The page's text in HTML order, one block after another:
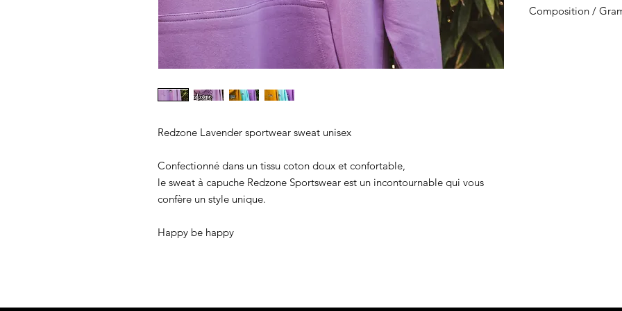
Redzone Lavender sportwear sweat unisex
Confectionné dans un tissu coton doux et confortable,
le sweat à capuche Redzone Sportswear est un incontournable qui vous
confère un style unique.
Happy be happy
machine à basse
Composition /